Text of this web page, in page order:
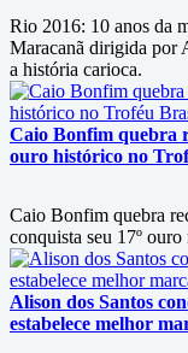
Rio 2016: 10 anos da
Maracanã dirigida por
a história carioca.
Caio Bonfim quebra
ouro histórico no
Caio Bonfim quebra
conquista seu 17º
Alison dos Santos
estabelece melhor